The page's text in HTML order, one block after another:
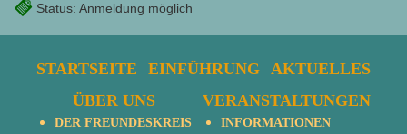
Status: Anmeldung möglich
STARTSEITE EINFÜHRUNG
AKTUELLES
ÜBER UNS
DER FREUNDESKREIS
VERANSTALTUNGEN
INFORMATIONEN